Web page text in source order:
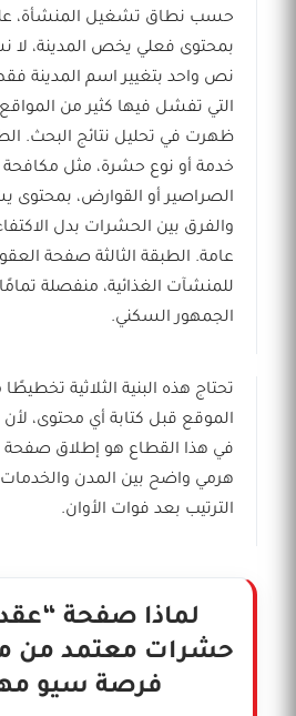
حسب نطاق تشغيل المنشأة،
بمحتوى فعلي يخص المدينة، لا
نص واحد بتغيير اسم المدينة
التي تفشل فيها كثير من
ظهرت في تحليل نتائج البحث.
خدمة أو نوع حشرة، مثل مكافحة
الصراصير أو القوارض، بمحتوى
والفرق بين الحشرات بدل
عامة. الطبقة الثالثة صفحة
للمنشآت الغذائية، منفصلة
الجمهور السكني.
تحتاج هذه البنية الثلاثية
الموقع قبل كتابة أي محتوى، لأن
في هذا القطاع هو إطلاق
هرمي واضح بين المدن
الترتيب بعد فوات الأوان.
لماذا صفحة
حشرات معتمد من
فرصة سيو